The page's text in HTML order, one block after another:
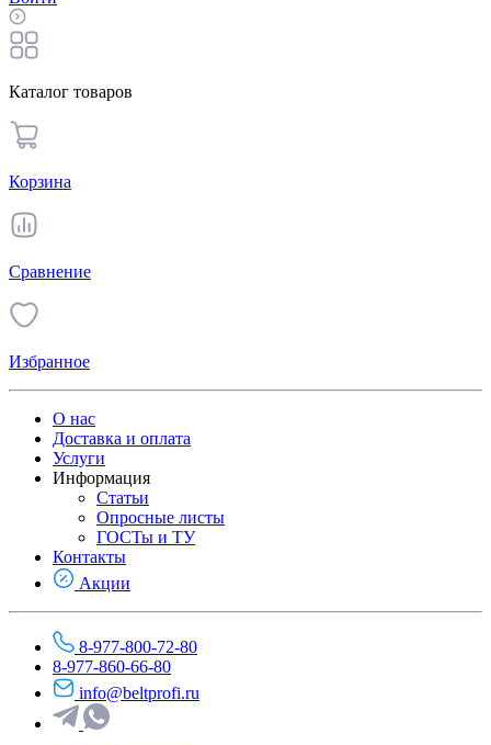
Каталог товаров
Корзина
Сравнение
Избранное
О нас
Доставка и оплата
Услуги
Информация
Статьи
Опросные листы
ГОСТы и ТУ
Контакты
Акции
8-977-800-72-80
8-977-860-66-80
info@beltprofi.ru